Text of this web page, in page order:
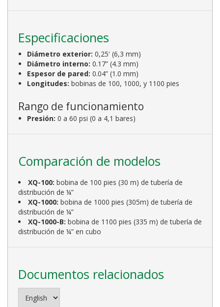
Especificaciones
Diámetro exterior: 0,25' (6,3 mm)
Diámetro interno: 0.17” (4.3 mm)
Espesor de pared: 0.04” (1.0 mm)
Longitudes: bobinas de 100, 1000, y 1100 pies
Rango de funcionamiento
Presión: 0 a 60 psi (0 a 4,1 bares)
Comparación de modelos
XQ-100: bobina de 100 pies (30 m) de tubería de
distribución de ¼”
XQ-1000: bobina de 1000 pies (305m) de tubería de
distribución de ¼”
XQ-1000-B: bobina de 1100 pies (335 m) de tubería de
distribución de ¼” en cubo
Documentos relacionados